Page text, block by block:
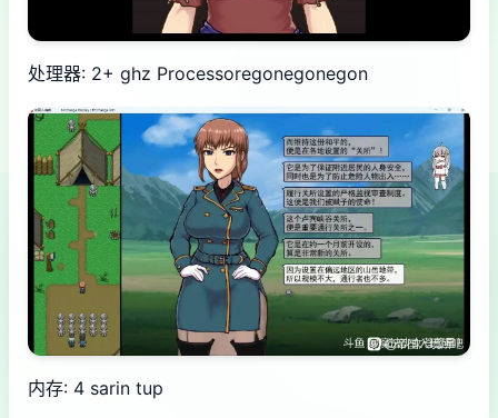
处理器: 2+ ghz Processoregonegonegon
内存: 4 sarin tup